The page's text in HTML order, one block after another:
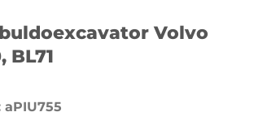
Volvo
BL71
aPIU755